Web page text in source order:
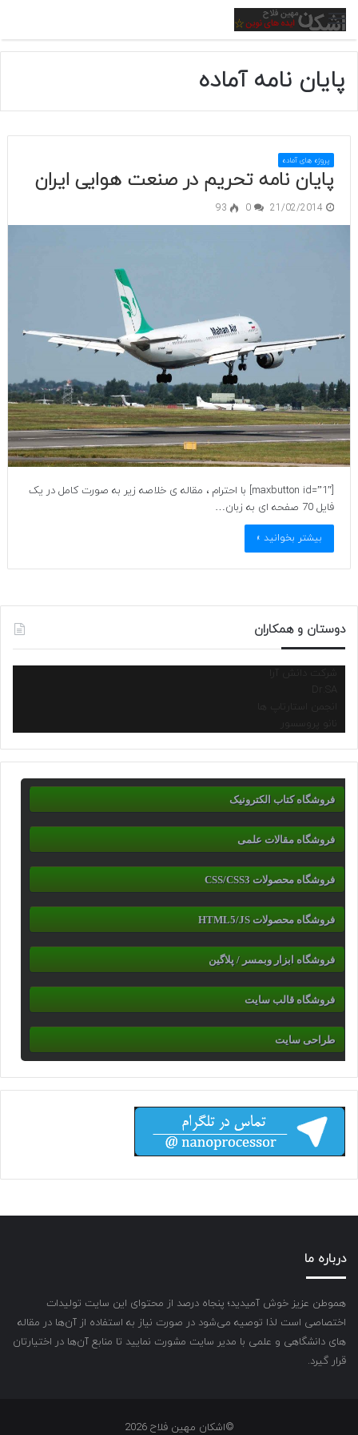
منو
پایان نامه آماده
پروژه های آماده
پایان نامه تحریم در صنعت هوایی ایران
21/02/2014
0
93
[maxbutton id=”1″] با احترام ، مقاله ی خلاصه زیر به صورت کامل در یک
فایل 70 صفحه ای به زبان…
بیشتر بخوانید »
دوستان و همکاران
شرکت دانش آرا
انجمن استارتاپ ها
نانو پروسسور
فروشگاه کتاب الکترونیک
فروشگاه مقالات علمی
فروشگاه محصولات CSS/CSS3
فروشگاه محصولات HTML5/JS
فروشگاه ابزار وبمسر / پلاگین
فروشگاه قالب سایت
طراحی سایت
درباره ما
هموطن عزیز خوش آمیدید؛ پنجاه درصد از محتوای این سایت تولیدات
اختصاصی است لذا توصیه می‌شود در صورت نیاز به استفاده از آن‌ها در مقاله
های دانشگاهی و علمی با مدیر سایت مشورت نمایید تا منابع آن‌ها در اختیارتان
قرار گیرد.
©اشکان مهین فلاح 2026